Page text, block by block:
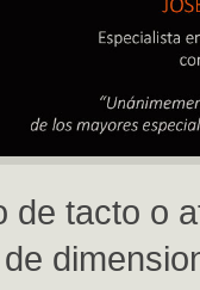
de tacto o